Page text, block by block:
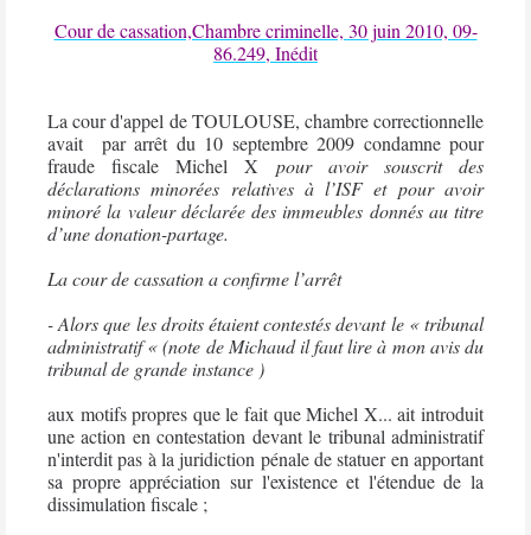
Cour de cassation,Chambre criminelle, 30 juin 2010, 09-
86.249, Inédit
La cour d'appel de TOULOUSE, chambre correctionnelle
avait
par arrêt du 10 septembre 2009 condamne pour
fraude fiscale Michel X pour avoir souscrit des
déclarations minorées relatives à l’ISF et pour avoir
minoré la valeur déclarée des immeubles donnés au titre
d’une donation-partage.
La cour de cassation a confirme l’arrêt
- Alors que les droits étaient contestés devant le « tribunal
administratif « (note de Michaud il faut lire à mon avis du
tribunal de grande instance )
aux motifs propres que le fait que Michel X... ait introduit
une action en contestation devant le tribunal administratif
n'interdit pas à la juridiction pénale de statuer en apportant
sa propre appréciation sur l'existence et l'étendue de la
dissimulation fiscale ;